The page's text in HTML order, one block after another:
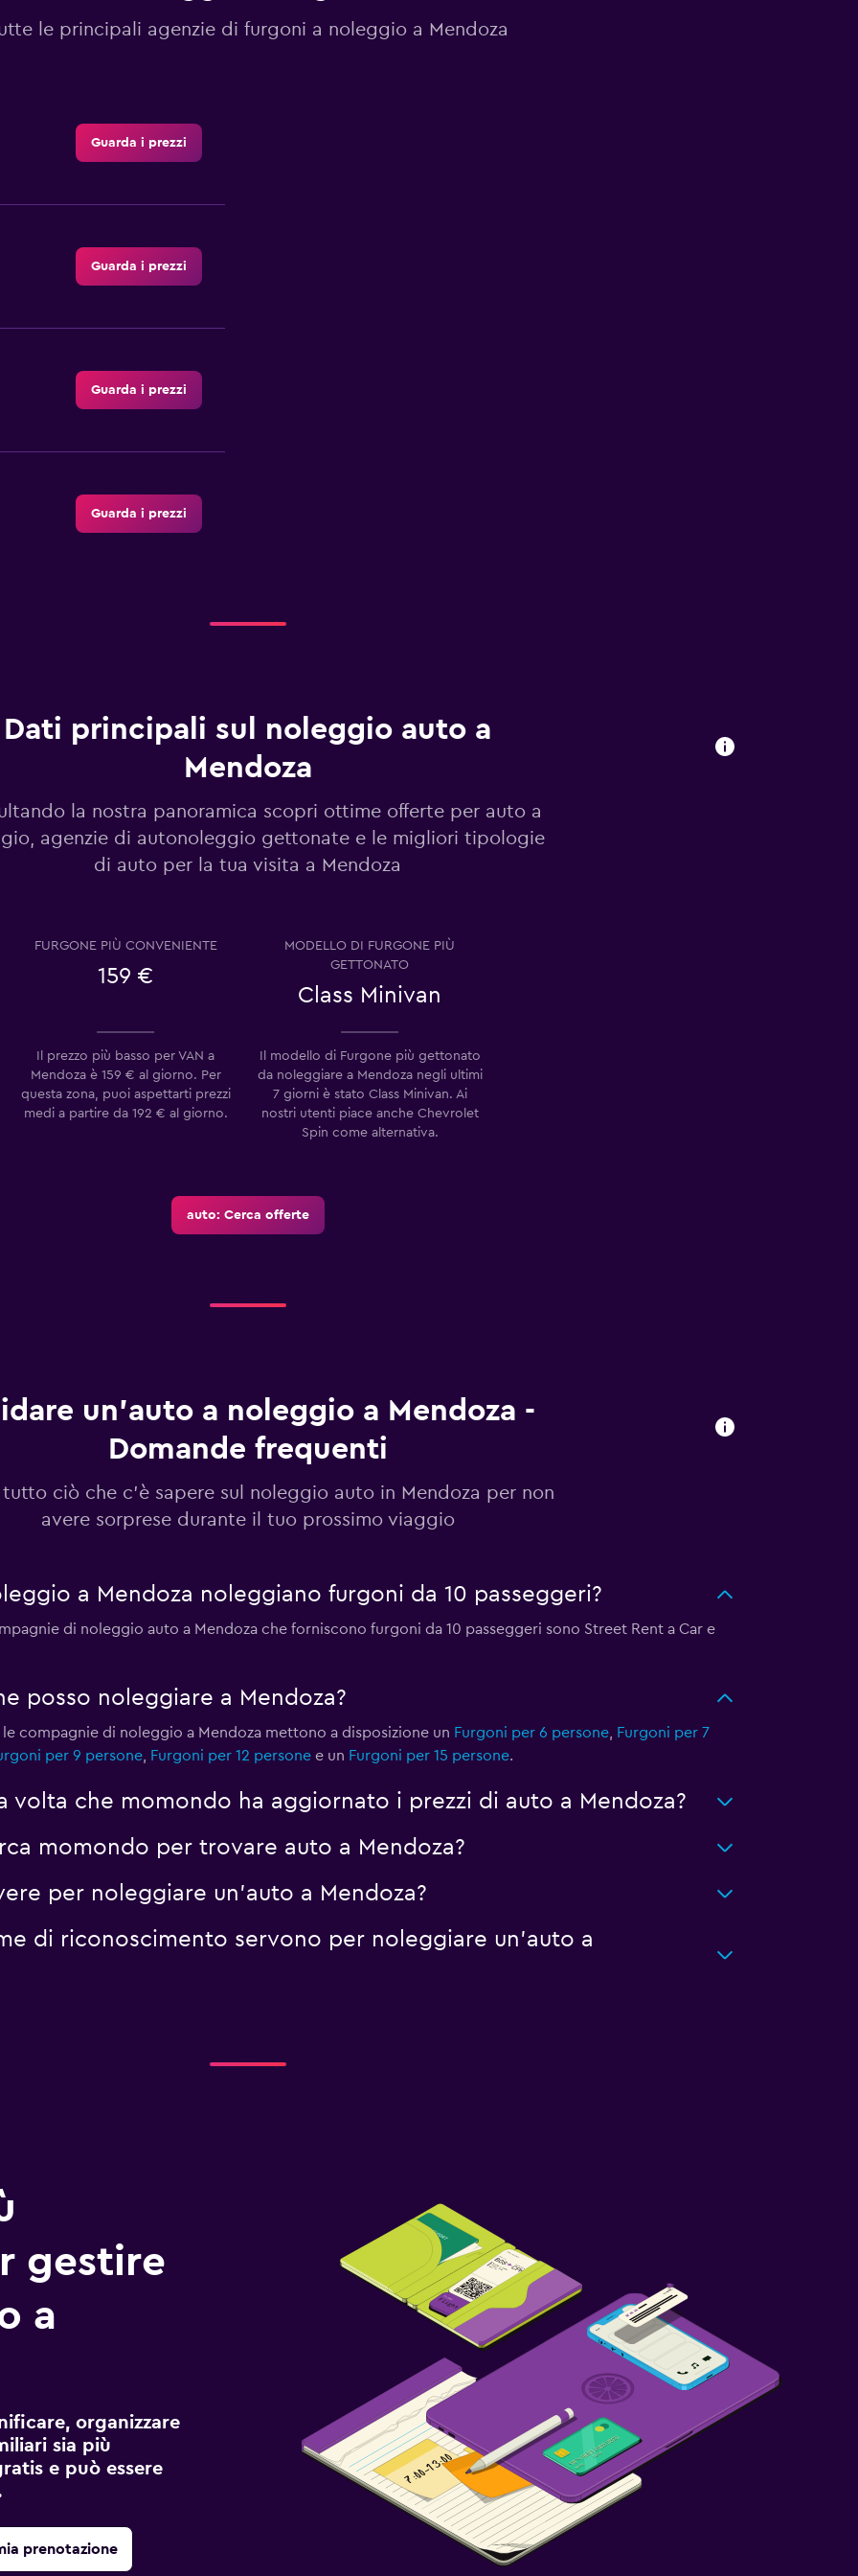
le principali agenzie di furgoni a noleggio a Mendoza
Guarda i prezzi
Guarda i prezzi
Guarda i prezzi
Guarda i prezzi
Guarda i prezzi
Dati principali sul noleggio auto a
Mendoza
la nostra panoramica scopri ottime offerte per auto a
agenzie di autonoleggio gettonate e le migliori tipologie
di auto per la tua visita a Mendoza
FURGONE PIÙ CONVENIENTE
159 €
MODELLO DI FURGONE PIÙ
GETTONATO
Class Minivan
Il prezzo più basso per VAN a
Mendoza è 159 € al giorno. Per
questa zona, puoi aspettarti prezzi
medi a partire da 192 € al giorno.
Il modello di Furgone più gettonato
da noleggiare a Mendoza negli ultimi
7 giorni è stato Class Minivan. Ai
nostri utenti piace anche Chevrolet
Spin come alternativa.
auto: Cerca offerte
un'auto a noleggio a Mendoza -
Domande frequenti
ciò che c'è sapere sul noleggio auto in Mendoza per non
avere sorprese durante il tuo prossimo viaggio
a Mendoza noleggiano furgoni da 10 passeggeri?
di noleggio auto a Mendoza che forniscono furgoni da 10 passeggeri sono Street Rent a Car e
posso noleggiare a Mendoza?
compagnie di noleggio a Mendoza mettono a disposizione un Furgoni per 6 persone,
Furgoni per 7
per 9 persone, Furgoni per 12 personee un Furgoni per 15 persone.
volta che momondo ha aggiornato i prezzi di auto a Mendoza?
momondo per trovare auto a Mendoza?
per noleggiare un'auto a Mendoza?
di riconoscimento servono per noleggiare un'auto a
gestire
a
organizzare
sia più
e può essere
prenotazione